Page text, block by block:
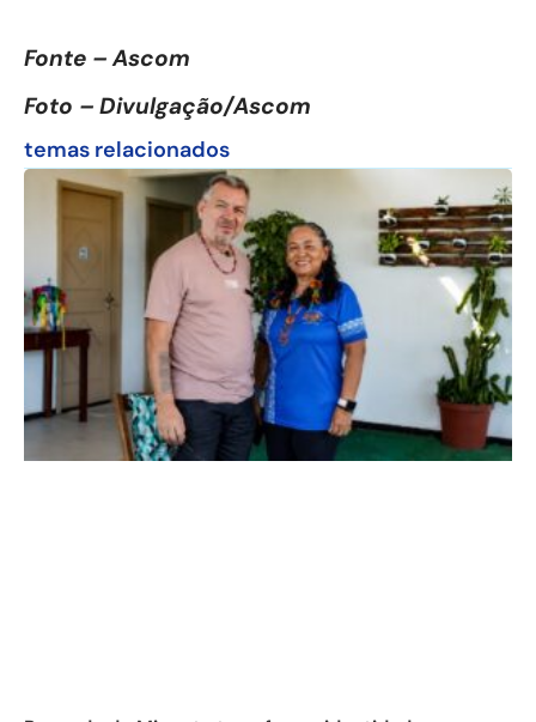
Fonte – Ascom
Foto – Divulgação/Ascom
temas relacionados